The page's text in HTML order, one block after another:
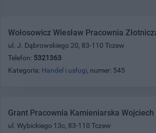
Wołosowicz Wiesław Pracownia
ul. J. Dąbrowskiego 20, 83-110 Tczew
Telefon: 5321363
Kategoria: Handel i usługi, numer: 545
Grant Pracownia Kamieniarska
ul. Wybickiego 13c, 83-110 Tczew